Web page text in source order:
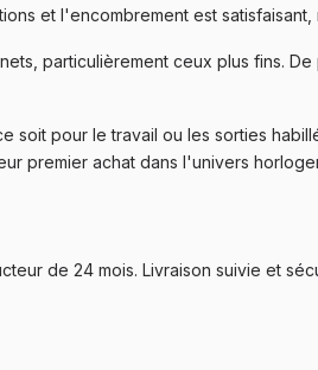
et l'encombrement est
particulièrement ceux plus fins.
soit pour le travail ou les sorties
premier achat dans l'univers
de 24 mois. Livraison suivie et